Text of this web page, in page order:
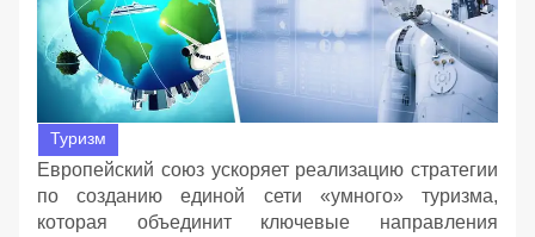
Туризм
Европейский союз ускоряет реализацию стратегии
по созданию единой сети «умного» туризма,
которая объединит ключевые направления